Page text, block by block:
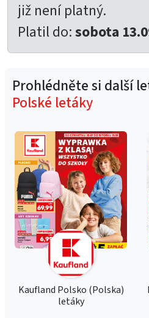
již není platný.
Platil do:sobota
Prohlédněte si další
Polské letáky
Kaufland Polsko (Polska)
letáky